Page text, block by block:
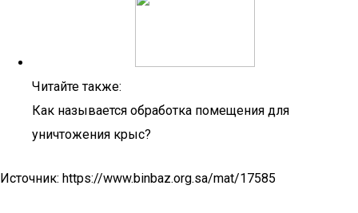
Читайте также:
Как называется обработка помещения для
уничтожения крыс?
Источник: https://www.binbaz.org.sa/mat/17585